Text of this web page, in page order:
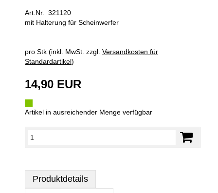
Art.Nr. 321120
mit Halterung für Scheinwerfer
pro Stk (inkl. MwSt. zzgl. Versandkosten für
Standardartikel)
14,90 EUR
Artikel in ausreichender Menge verfügbar
Produktdetails